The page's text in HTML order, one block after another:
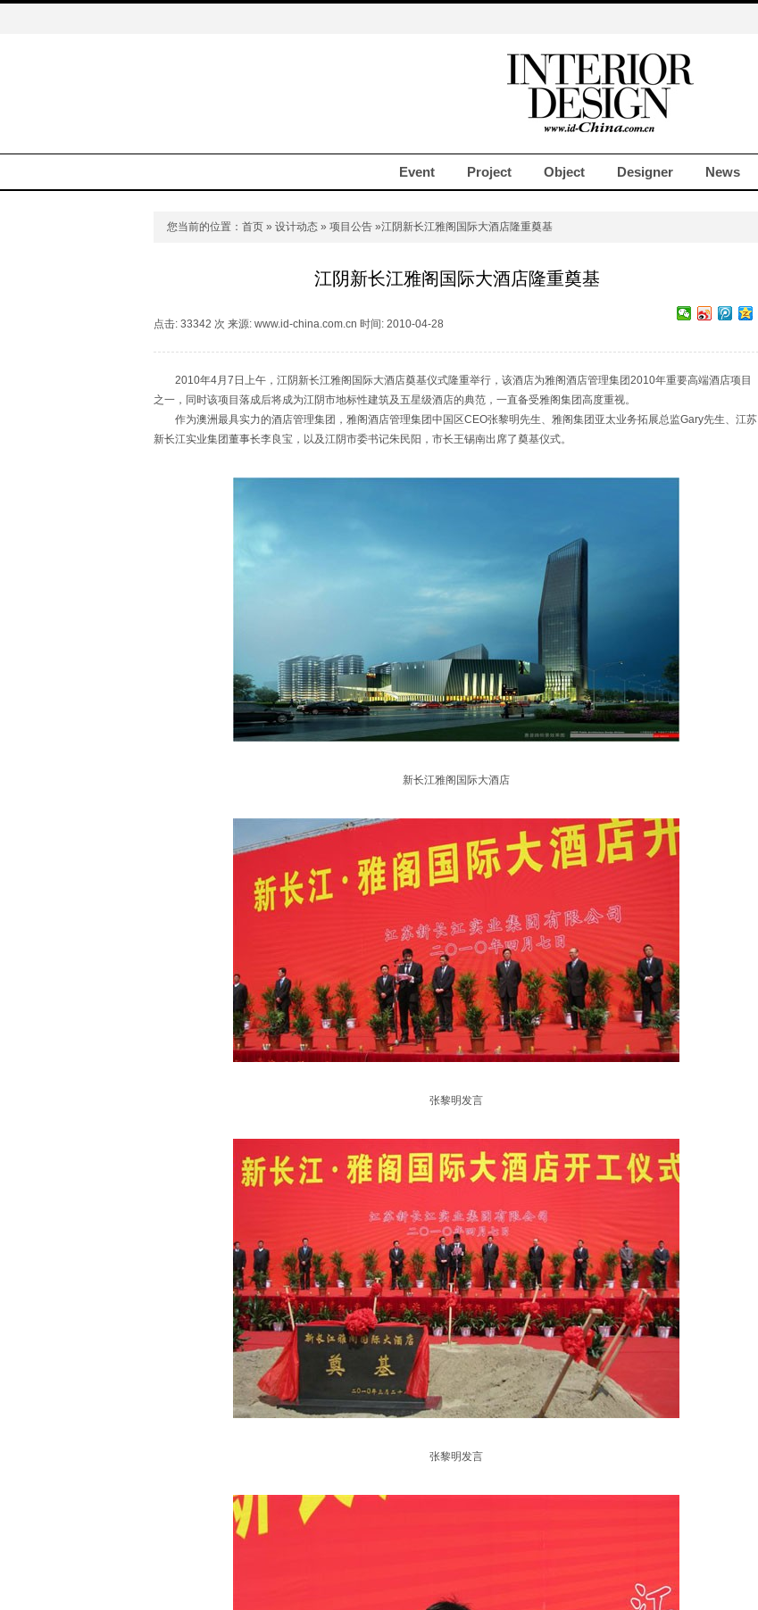
Event Project Object Designer News
您当前的位置： 首页 » 设计动态 » 项目公告 »江阴新长江雅阁国际大酒店隆重奠基
江阴新长江雅阁国际大酒店隆重奠基
点击: 33342 次 来源: www.id-china.com.cn 时间: 2010-04-28
2010年4月7日上午，江阴新长江雅阁国际大酒店奠基仪式隆重举行，该酒店为雅阁酒店管理集团2010年重要高端酒店项目
之一，同时该项目落成后将成为江阴市地标性建筑及五星级酒店的典范，一直备受雅阁集团高度重视。
作为澳洲最具实力的酒店管理集团，雅阁酒店管理集团中国区CEO张黎明先生、雅阁集团亚太业务拓展总监Gary先生、江苏
新长江实业集团董事长李良宝，以及江阴市委书记朱民阳，市长王锡南出席了奠基仪式。
新长江雅阁国际大酒店
张黎明发言
张黎明发言